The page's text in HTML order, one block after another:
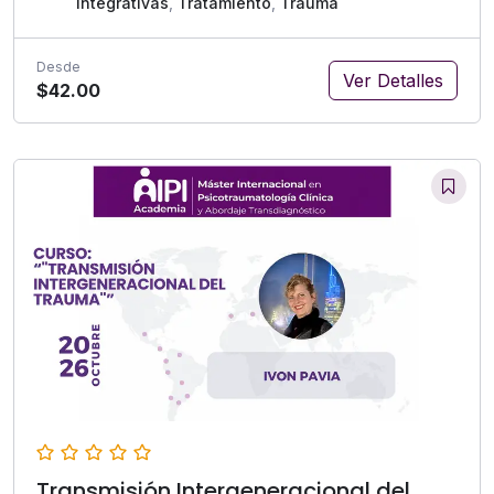
Desde
$42.00 Ver Detalles